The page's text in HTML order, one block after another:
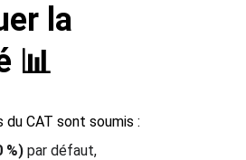
la
📊
CAT sont soumis :
%) par défaut,